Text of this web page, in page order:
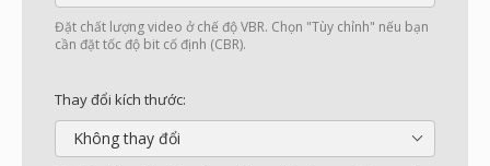
Đặt chất lượng video ở chế độ VBR. Chọn "Tùy chỉnh" nếu bạn
cần đặt tốc độ bit cố định (CBR).
Thay đổi kích thước:
Không thay đổi